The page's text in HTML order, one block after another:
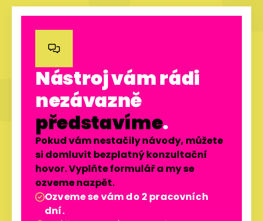

Nástroj vám rádi
nezávazně
představíme.
Pokud vám nestačily návody, můžete
si domluvit bezplatný konzultační
hovor. Vyplňte formulář a my se
ozveme nazpět.
Ozveme se vám do 2 pracovních
dní.